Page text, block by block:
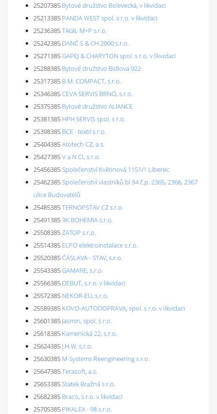
25207385 Bytové družstvo Bolevecká, v likvidaci
25213385 PANDA WEST spol. s r.o. v likvidaci
25236385TAGIL M+P s.r.o.
25242385 DANČ S & CH 2000 s.r.o.
25271385GAPEJ & CHARYTON spol. s r.o. v likvidaci
25288385 Bytové družstvo Bidlova 922
25317385 B.M. COMPACT, s.r.o.
25346385CEVA SERVIS BRNO, s.r.o.
25375385 Bytové družstvo ALIANCE
25381385 HPH SERVIS spol. s r.o.
25398385 BCE - textil s.r.o.
25404385Atotech CZ, a.s.
25427385V a N CL s.r.o.
25456385Společenství Květinová 1151/1 Liberec
25462385Společenství vlastníků bl.94 č.p. 2365, 2366, 2367
ulice Budovatelů
25485385TERNOPSTAV CZ s.r.o.
254913853K BOHEMIA s.r.o.
25508385ZATOP s.r.o.
25514385 ELPO elektroinstalace s.r.o.
25520385ČÁSLAVA - STAV, s.r.o.
25543385GAMARE, s.r.o.
25566385 DEBUT, s.r.o. v likvidaci
25572385 NEKOR-EU, s.r.o.
25589385 KOVO-AUTODOPRAVA, spol. s r.o. v likvidaci
25601385 Jasmin, spol. s r.o.
25618385 Kamenická 22, s.r.o.
25624385 J.H.W. s.r.o.
25630385 M-Systems Reengineering s.r.o.
25647385Terasoft, a.s.
25653385Statek Bražná s.r.o.
25682385 Braco, s.r.o. v likvidaci
25705385 PIKALEX - 98 s.r.o.